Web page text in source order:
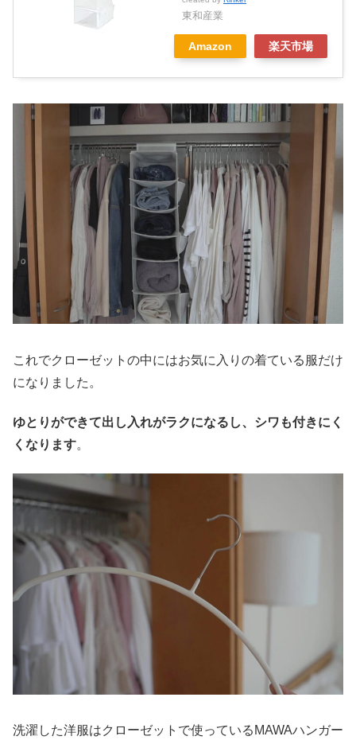
東和産業
Amazon 楽天市場
これでクローゼットの中にはお気に入りの着ている服だけ
になりました。
ゆとりができて出し入れがラクになるし、シワも付きにく
くなります。
洗濯した洋服はクローゼットで使っているMAWAハンガー